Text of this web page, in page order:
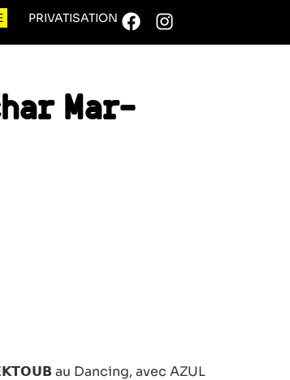
PRIVATISATION
Mar-
au Dancing, avec AZUL